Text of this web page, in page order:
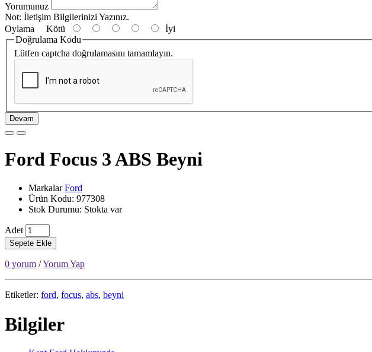
Yorumunuz
Not: İletişim Bilgilerinizi Yazınız.
Oylama Kötü
İyi
Doğrulama Kodu
Lütfen captcha doğrulamasını tamamlayın.
Devam
Ford Focus 3 ABS Beyni
MarkalarFord
Ürün Kodu: 977308
Stok Durumu: Stokta var
Adet
Sepete Ekle
0 yorum /Yorum Yap
Etiketler: ford, focus, abs, beyni
Bilgiler